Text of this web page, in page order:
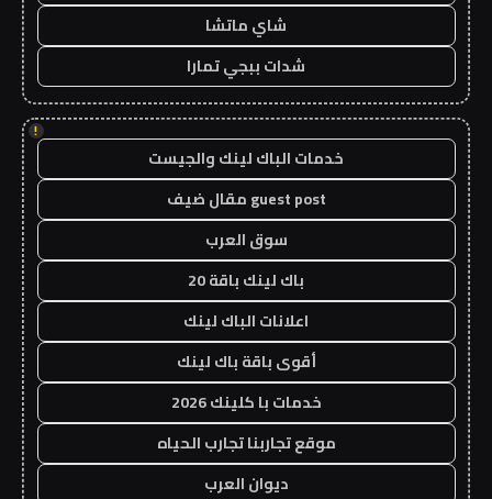
شاي ماتشا
شدات ببجي تمارا
!
خدمات الباك لينك والجيست
guest post مقال ضيف
سوق العرب
باك لينك باقة 20
اعلانات الباك لينك
أقوى باقة باك لينك
خدمات با كلينك 2026
موقع تجاربنا تجارب الحياه
ديوان العرب